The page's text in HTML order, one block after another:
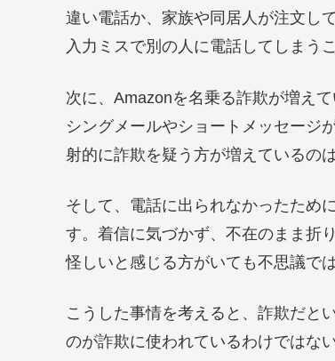
違い電話か、家族や同居人が注文し
入力ミスで別の人に電話してしまう
次に、Amazonを名乗る詐欺が増え
シングメールやショートメッセージ
射的に詐欺を疑う方が増えているの
そして、電話に出られなかったため
す。着信に気づかず、不在のまま折
怪しいと感じる方がいても不思議で
こうした事情を考えると、詐欺だと
のが詐欺に使われているわけではな